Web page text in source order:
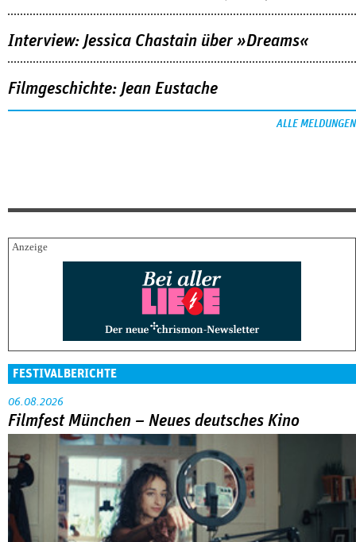
Interview: Jessica Chastain über »Dreams«
Filmgeschichte: Jean Eustache
ALLE MELDUNGEN
FESTIVALBERICHTE
06.08.2026
Filmfest München – Neues deutsches Kino